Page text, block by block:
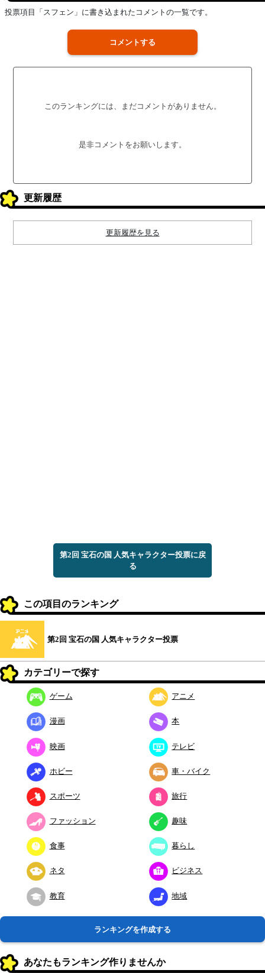
投票項目「スフェン」に書き込まれたコメントの一覧です。
コメントする
このランキングには、まだコメントがありません。
是非コメントをお願いします。
更新履歴
更新履歴を見る
第2回 宝石の国 人気キャラクター投票に戻
る
この項目のランキング
第2回 宝石の国 人気キャラクター投票
カテゴリーで探す
ゲーム アニメ
漫画 本
映画 テレビ
ホビー 車・バイク
スポーツ 旅行
ファッション 趣味
食事 暮らし
ネタ ビジネス
教育 地域
ランキングを作成する
あなたもランキング作りませんか